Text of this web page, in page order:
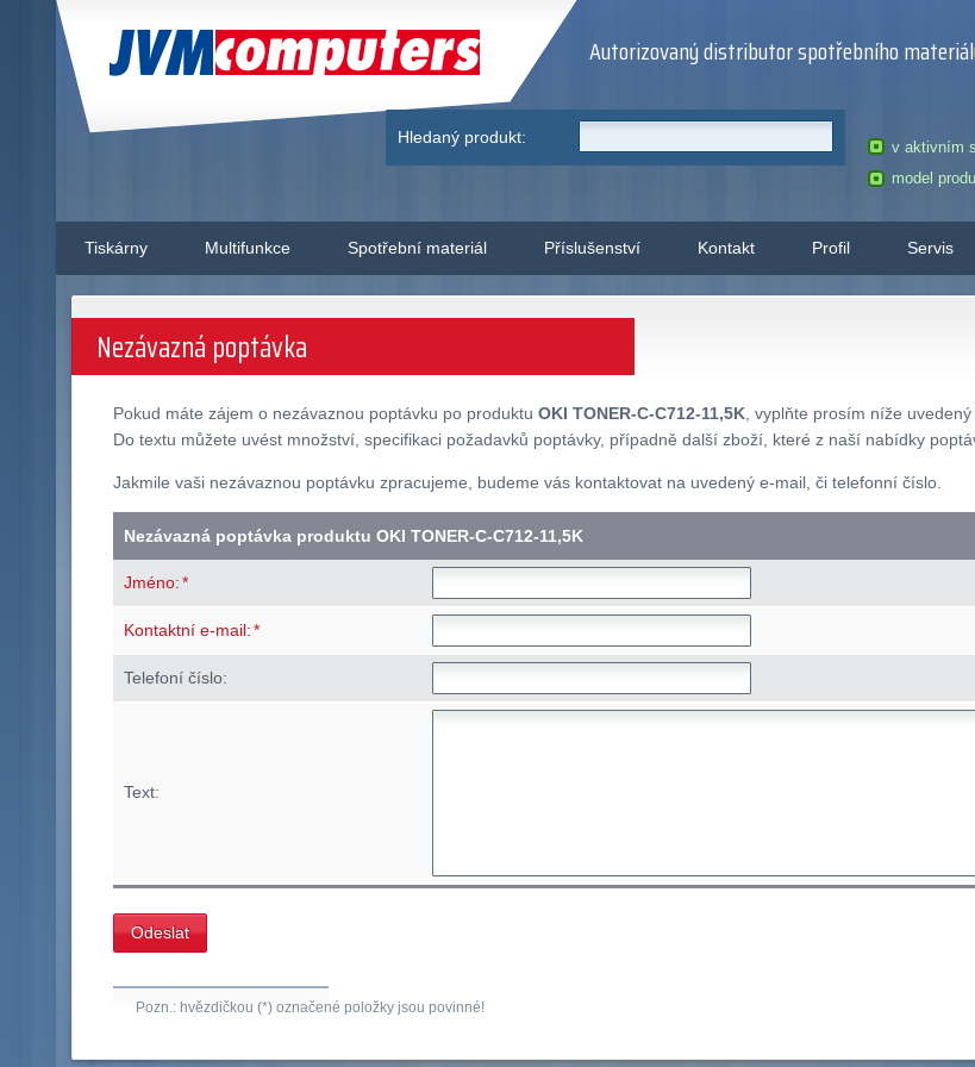
JVM Computers Autorizovaný distributor spotřebního
Hledaný produkt:
v aktivním
model
Tiskárny Multifunkce Spotřební materiál Příslušenství Kontakt Profil Servis
Nezávazná poptávka
Pokud máte zájem o nezávaznou poptávku po produktu OKI TONER-C-C712-11,5K, vyplňte prosím níže uvedený
Do textu můžete uvést množství, specifikaci požadavků poptávky, případně další zboží, které z naší nabídky
Jakmile vaši nezávaznou poptávku zpracujeme, budeme vás kontaktovat na uvedený e-mail, či telefonní číslo.
Nezávazná poptávka produktu OKI TONER-C-C712-11,5K
Jméno: *
Kontaktní e-mail: *
Telefoní číslo:
Text:
Pozn.: hvězdičkou (*) označené položky jsou povinné!